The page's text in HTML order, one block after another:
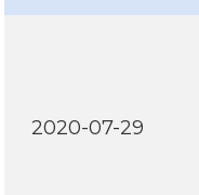
2020-07-29